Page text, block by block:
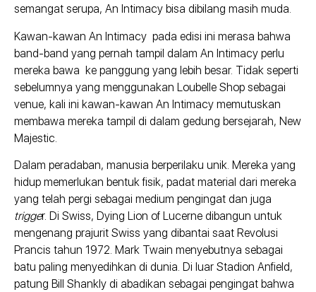
semangat serupa, An Intimacy bisa dibilang masih muda.
Kawan-kawan An Intimacy pada edisi ini merasa bahwa
band-band yang pernah tampil dalam An Intimacy perlu
mereka bawa ke panggung yang lebih besar. Tidak seperti
sebelumnya yang menggunakan Loubelle Shop sebagai
venue, kali ini kawan-kawan An Intimacy memutuskan
membawa mereka tampil di dalam gedung bersejarah, New
Majestic.
Dalam peradaban, manusia berperilaku unik. Mereka yang
hidup memerlukan bentuk fisik, padat material dari mereka
yang telah pergi sebagai medium pengingat dan juga
trigger. Di Swiss, Dying Lion of Lucerne dibangun untuk
mengenang prajurit Swiss yang dibantai saat Revolusi
Prancis tahun 1972. Mark Twain menyebutnya sebagai
batu paling menyedihkan di dunia. Di luar Stadion Anfield,
patung Bill Shankly di abadikan sebagai pengingat bahwa